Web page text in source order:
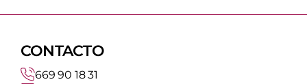
CONTACTO
669 90 18 31